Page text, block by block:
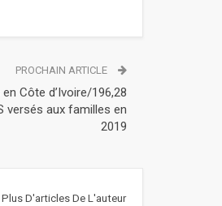
PROCHAIN ARTICLE
Côte d’Ivoire/196,28
versés aux familles en
2019
Plus D'articles De L'auteur